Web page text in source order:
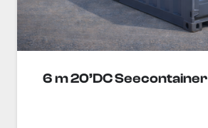
6 m 20’DC Seecontainer